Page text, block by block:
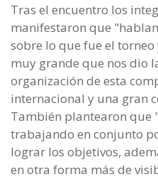
Tras el encuentro los
manifestaron que
sobre lo que fue el
muy grande que nos dio
organización de esta
internacional y una gran
También plantearon que
trabajando en conjunto
lograr los objetivos,
en otra forma más de